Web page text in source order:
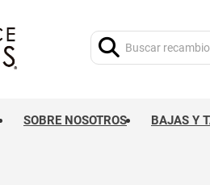
SOBRE NOSOTROS BAJAS Y